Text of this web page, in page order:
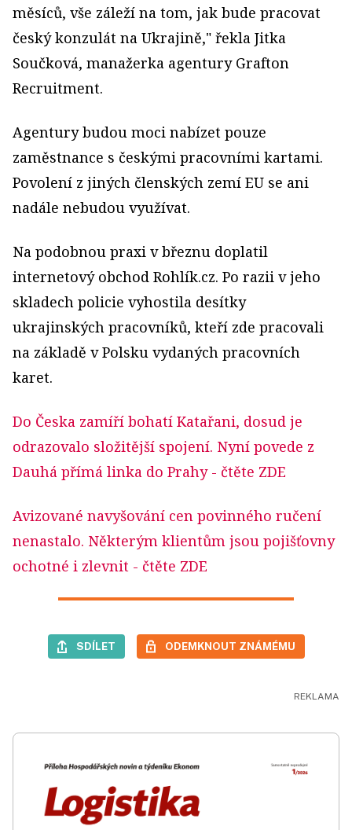
měsíců, vše záleží na tom, jak bude pracovat
český konzulát na Ukrajině," řekla Jitka
Součková, manažerka agentury Grafton
Recruitment.
Agentury budou moci nabízet pouze
zaměstnance s českými pracovními kartami.
Povolení z jiných členských zemí EU se ani
nadále nebudou využívat.
Na podobnou praxi v březnu doplatil
internetový obchod Rohlík.cz. Po razii v jeho
skladech policie vyhostila desítky
ukrajinských pracovníků, kteří zde pracovali
na základě v Polsku vydaných pracovních
karet.
Do Česka zamíří bohatí Katařani, dosud je
odrazovalo složitější spojení. Nyní povede z
Dauhá přímá linka do Prahy- čtěte ZDE
Avizované navyšování cen povinného ručení
nenastalo. Některým klientům jsou pojišťovny
ochotné i zlevnit - čtěte ZDE
SDÍLET ODEMKNOUT ZNÁMÉMU